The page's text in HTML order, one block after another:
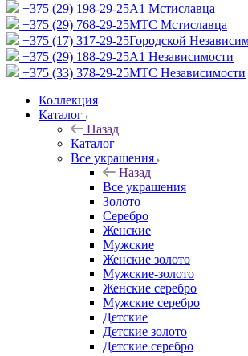
+375 (29) 198-29-25A1 Мстиславца
+375 (29) 768-29-25МТС Мстиславца
+375 (17) 317-29-25Городской
+375 (29) 188-29-25A1 Независимости
+375 (33) 378-29-25МТС Независимости
Коллекция
Каталог
Назад
Каталог
Все украшения
Назад
Все украшения
Золото
Серебро
Женские
Мужские
Женские золото
Мужские-золото
Женские серебро
Мужские серебро
Детские
Детские золото
Детские серебро